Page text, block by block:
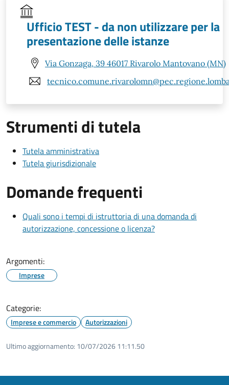
Ufficio TEST - da non utilizzare per la
presentazione delle istanze
Via Gonzaga, 39 46017 Rivarolo Mantovano (MN)
Strumenti di tutela
Tutela amministrativa
Tutela giurisdizionale
Domande frequenti
Quali sono i tempi di istruttoria di una domanda di
autorizzazione, concessione o licenza?
Argomenti:
Imprese
Categorie:
Imprese e commercio Autorizzazioni
Ultimo aggiornamento: 10/07/2026 11:11.50